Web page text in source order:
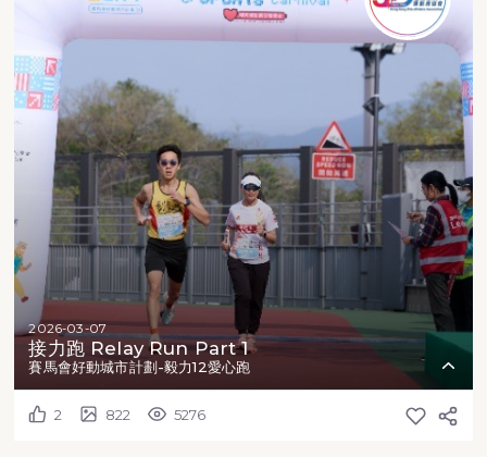
2026-03-07
接力跑 Relay Run Part 1
賽馬會好動城市計劃-毅力12愛心跑
2 822 5276